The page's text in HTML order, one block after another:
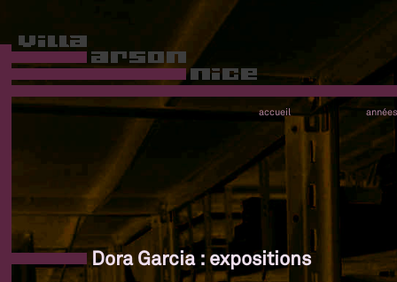
accueil années
Dora Garcia : expositions